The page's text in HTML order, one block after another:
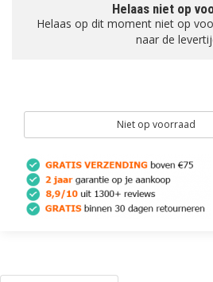
Helaas niet op
Helaas op dit moment niet op
naar de
Niet op voorraad